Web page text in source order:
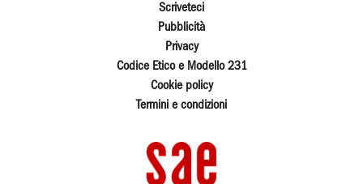
Scriveteci
Pubblicità
Privacy
Codice Etico e Modello 231
Cookie policy
Termini e condizioni